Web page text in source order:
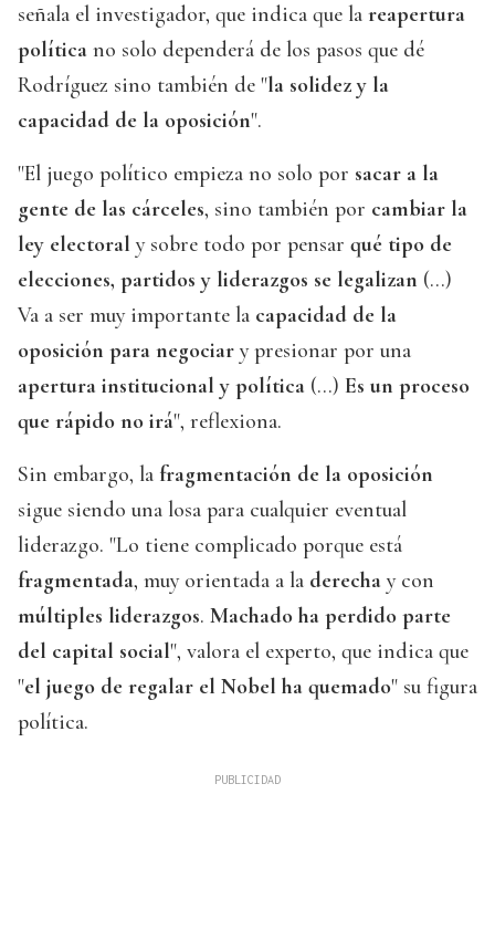
señala el investigador, que indica que la reapertura
política no solo dependerá de los pasos que dé
Rodríguez sino también de "la solidez y la
capacidad de la oposición".
"El juego político empieza no solo por sacar a la
gente de las cárceles, sino también por cambiar la
ley electoral y sobre todo por pensar qué tipo de
elecciones, partidos y liderazgos se legalizan (...)
Va a ser muy importante la capacidad de la
oposición para negociar y presionar por una
apertura institucional y política (...) Es un proceso
que rápido no irá", reflexiona.
Sin embargo, la fragmentación de la oposición
sigue siendo una losa para cualquier eventual
liderazgo. "Lo tiene complicado porque está
fragmentada, muy orientada a la derecha y con
múltiples liderazgos. Machado ha perdido parte
del capital social", valora el experto, que indica que
"el juego de regalar el Nobel ha quemado" su figura
política.